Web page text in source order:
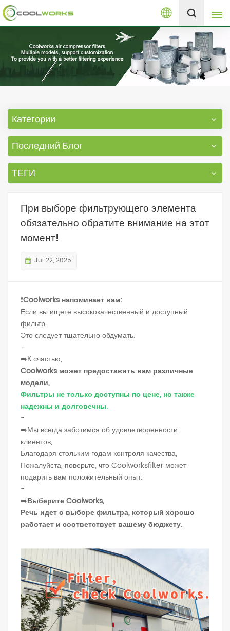
Русский
English
español
العربية
русский
Melayu
+8613525046291
Категории
Последний Блог
ТЕГИ
При выборе фильтрующего элемента
обязательно обратите внимание на этот
момент!
Jul 22, 2025
❗Coolworks напоминает вам:
Если вы ищете высококачественный и доступный
фильтр,
Это следует тщательно обдумать.
-
➡️К счастью,
Coolworks может предоставить вам различные
модели,
Фильтры не только доступны по цене, но также
надежны и долговечны.
-
➡️Мы всегда заботимся об удовлетворенности
клиентов,
Благодаря стольким годам контроля качества,
Пожалуйста, поверьте, что Coolworksfilter может
подарить вам положительный опыт.
-
➡️Выберите Coolworks,
Речь идет о выборе фильтра, который хорошо
работает и соответствует вашему бюджету.